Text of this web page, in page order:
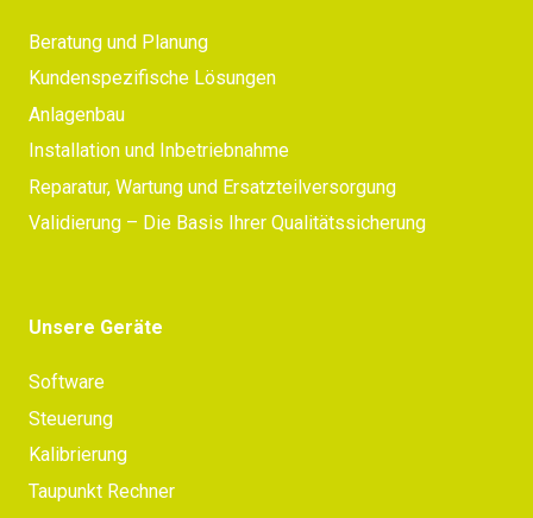
Beratung und Planung
Kundenspezifische Lösungen
Anlagenbau
Installation und Inbetriebnahme
Reparatur, Wartung und Ersatzteilversorgung
Validierung – Die Basis Ihrer Qualitätssicherung
Unsere Geräte
Software
Steuerung
Kalibrierung
Taupunkt Rechner